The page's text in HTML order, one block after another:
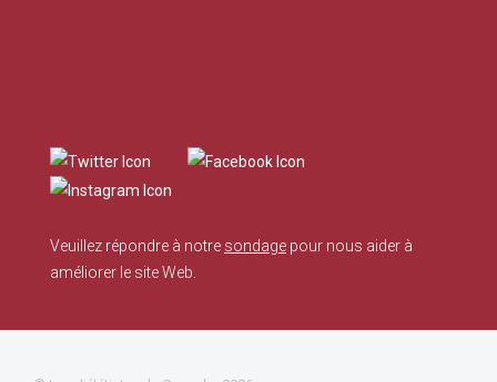
Veuillez répondre à notre sondage pour nous aider à
améliorer le site Web.